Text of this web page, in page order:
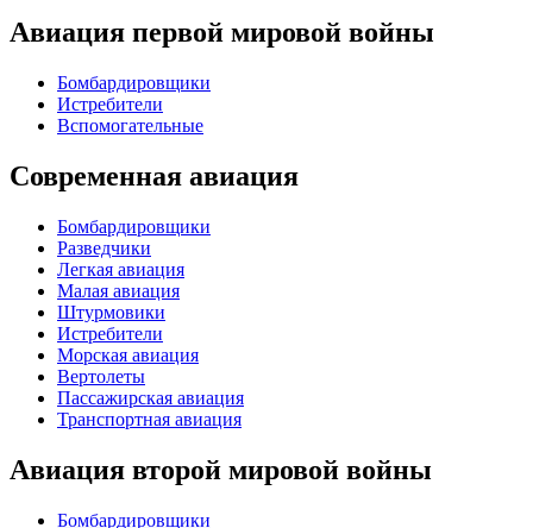
Авиация первой мировой войны
Бомбардировщики
Истребители
Вспомогательные
Современная авиация
Бомбардировщики
Разведчики
Легкая авиация
Малая авиация
Штурмовики
Истребители
Морская авиация
Вертолеты
Пассажирская авиация
Транспортная авиация
Авиация второй мировой войны
Бомбардировщики